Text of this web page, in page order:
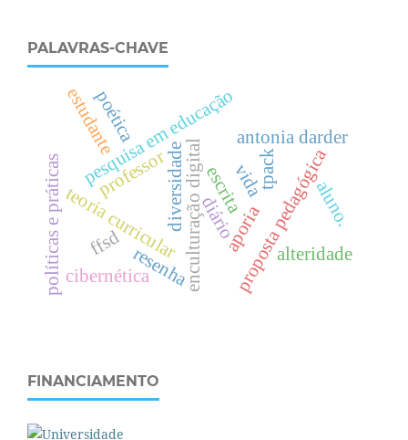
PALAVRAS-CHAVE
proposta pedagógica
enculturação digital
pesquisa em educação
escrita
diversidade tpack
alteridade
poética
teoria curricular
políticas e práticas ffsd
vida
professor
aluno.
antonia darder
resenha
estudante
diárioaporia
cibernética
FINANCIAMENTO